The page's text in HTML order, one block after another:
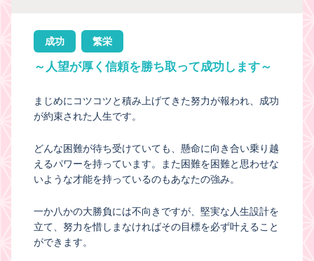
成功 繁栄
～人望が厚く信頼を勝ち取って成功します～
まじめにコツコツと積み上げてきた努力が報われ、成功
が約束された人生です。
どんな困難が待ち受けていても、懸命に向き合い乗り越
えるパワーを持っています。また困難を困難と思わせな
いような才能を持っているのもあなたの強み。
一か八かの大勝負には不向きですが、堅実な人生設計を
立て、努力を惜しまなければその目標を必ず叶えること
ができます。